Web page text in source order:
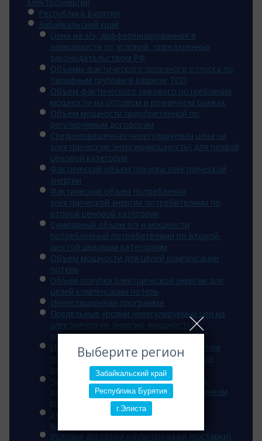
Выберите регион
Забайкальский край
Республика Бурятия
г.Элиста
Республика Бурятия
Забайкальский край
Цена на э/э, дифференцированная в
зависимости от условий, определенных
законодательством РФ
Объемы фактического полезного отпуска по
тарифным группам в разрезе ТСО
Объем фактического пикового потребления
мощности на оптовом и розничном рынках
Объем мощности приобретенной по
регулируемым договорам
Средневзвешенная нерегулируемая цена на
электрическую энергию(мощность) для первой
ценовой категории
Фактический объем покупки электрической
энергии
Фактический объем потребления
электрической энергии потребителями по
второй ценовой категории
Суммарный объем э/э и мощности
потребленный потребителями по второй-
шестой ценовым категориям
Объем мощности для целей компенсации
потерь
Объем покупки электрической энергии для
целей компенсации потерь
Инвестиционная программа
Предельные уровни нерегулируемых цен на
электрическую энергию (мощность),
поставляемую потребителям
Информация об основаниях для введения
полного и (или) частичного ограничения
режима потребления э/э
Часы для расчета величины мощности,
оплачиваемой потребителем на розничном
рынке
Условия договора энергоснабжения
юридических лиц
Условия договора купли-продажи (поставки)